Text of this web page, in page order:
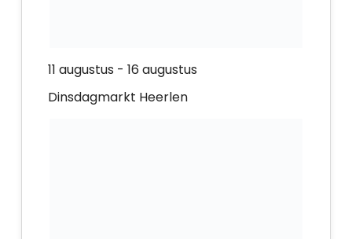
11 augustus - 16 augustus
Dinsdagmarkt Heerlen